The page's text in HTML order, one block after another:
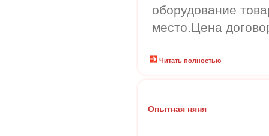
оборудование
место.Цена
Читать полностью
Опытная няня